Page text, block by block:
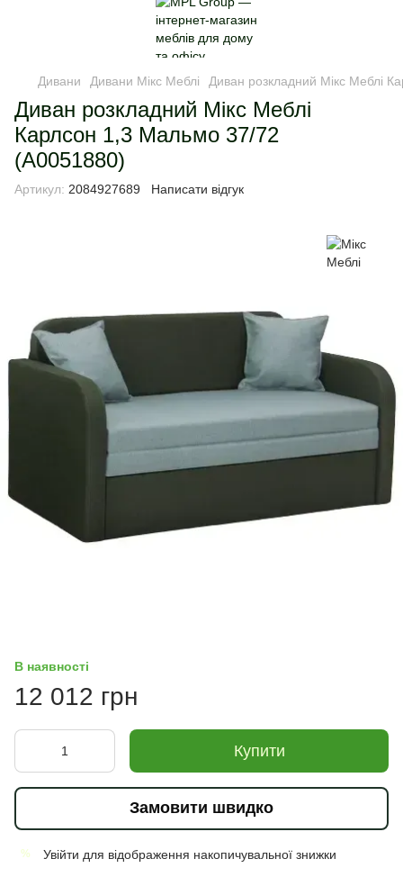
Дивани Дивани Мікс Меблі Диван розкладний Мікс Меблі
Диван розкладний Мікс Меблі
Карлсон 1,3 Мальмо 37/72
(А0051880)
Артикул: 2084927689 Написати відгук
В наявності
12 012 грн
Купити
Замовити швидко
% Увійти для відображення накопичувальної знижки